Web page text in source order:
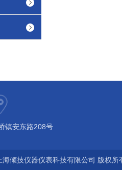
镇安东路208号
海倾技仪器仪表科技有限公司 版权